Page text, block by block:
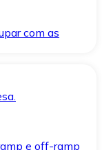
com as
e off-ramp